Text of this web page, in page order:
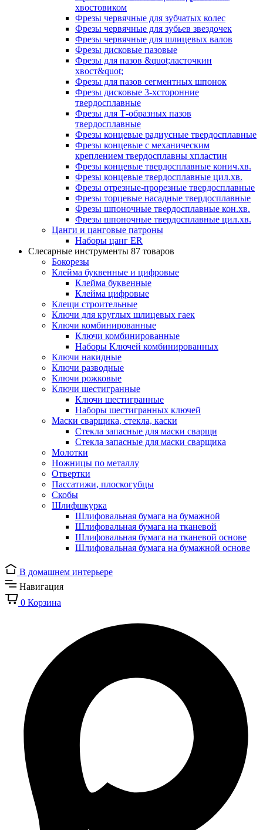
хвостовиком
Фрезы червячные для зубчатых колес
Фрезы червячные для зубьев звездочек
Фрезы червячные для шлицевых валов
Фрезы дисковые пазовые
Фрезы для пазов &quot;ласточкин
хвост&quot;
Фрезы для пазов сегментных шпонок
Фрезы дисковые 3-хсторонние
твердосплавные
Фрезы для Т-образных пазов
твердосплавные
Фрезы концевые радиусные твердосплавные
Фрезы концевые с механическим
креплением твердосплавны хпластин
Фрезы концевые твердосплавные конич.хв.
Фрезы концевые твердосплавные цил.хв.
Фрезы отрезные-прорезные твердосплавные
Фрезы торцевые насадные твердосплавные
Фрезы шпоночные твердосплавные кон.хв.
Фрезы шпоночные твердосплавные цил.хв.
Цанги и цанговые патроны
Наборы цанг ER
Слесарные инструменты 87 товаров
Бокорезы
Клейма буквенные и цифровые
Клейма буквенные
Клейма цифровые
Клещи строительные
Ключи для круглых шлицевых гаек
Ключи комбинированные
Ключи комбинированные
Наборы Ключей комбинированных
Ключи накидные
Ключи разводные
Ключи рожковые
Ключи шестигранные
Ключи шестигранные
Наборы шестигранных ключей
Маски сварщика, стекла, каски
Стекла запасные для маски сварщи
Стекла запасные для маски сварщика
Молотки
Ножницы по металлу
Отвертки
Пассатижи, плоскогубцы
Скобы
Шлифшкурка
Шлифовальная бумага на бумажной
Шлифовальная бумага на тканевой
Шлифовальная бумага на тканевой основе
Шлифовальная бумага на бумажной основе
В домашнем интерьере
Навигация
0 Корзина